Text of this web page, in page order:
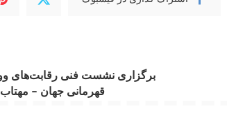
برگزاری نشست فنی رقابت‌های
قهرمانی جهان –